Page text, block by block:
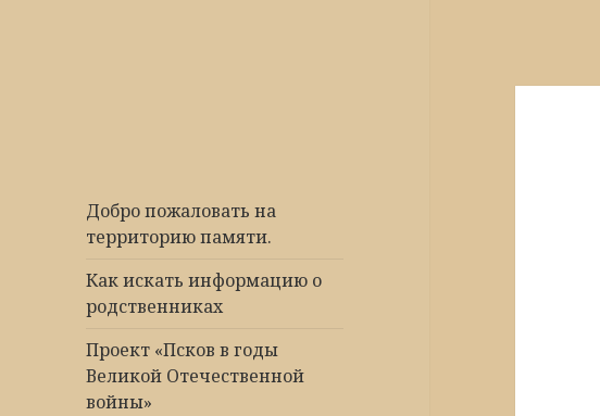
Добро пожаловать на
территорию памяти.
Как искать информацию о
родственниках
Проект «Псков в годы
Великой Отечественной
войны»